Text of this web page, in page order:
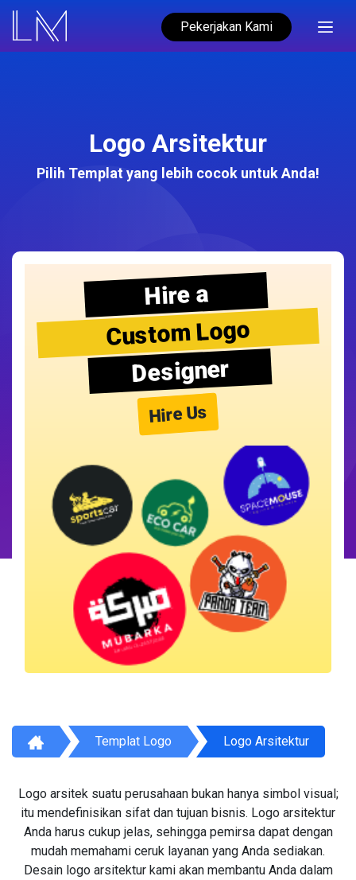
Pekerjakan Kami
Logo Arsitektur
Pilih Templat yang lebih cocok untuk Anda!
Hire a
Custom Logo
Designer
Hire Us
Templat Logo Logo Arsitektur
Logo arsitek suatu perusahaan bukan hanya simbol visual;
itu mendefinisikan sifat dan tujuan bisnis. Logo arsitektur
Anda harus cukup jelas, sehingga pemirsa dapat dengan
mudah memahami ceruk layanan yang Anda sediakan.
Desain logo arsitektur kami akan membantu Anda dalam